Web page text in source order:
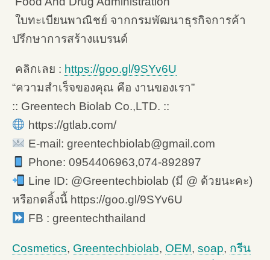
ใบทะเบียนพาณิชย์ จากกรมพัฒนาธุรกิจการค้า
ปรึกษาการสร้างแบรนด์
คลิกเลย : https://goo.gl/9SYv6U
“ความสำเร็จของคุณ คือ งานของเรา”
:: Greentech Biolab Co.,LTD. ::
https://gtlab.com/
E-mail: greentechbiolab@gmail.com
Phone: 0954406963,074-892897
Line ID: @Greentechbiolab (มี @ ด้วยนะคะ)
หรือกดลิ้งนี้ https://goo.gl/9SYv6U
FB : greentechthailand
Cosmetics, Greentechbiolab, OEM, soap, กรีน